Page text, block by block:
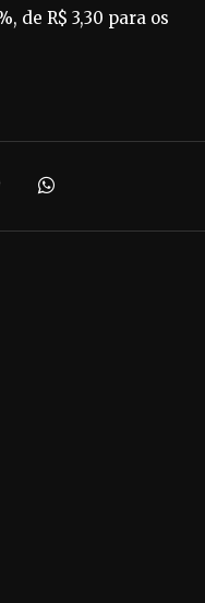
de R$ 3,30 para os